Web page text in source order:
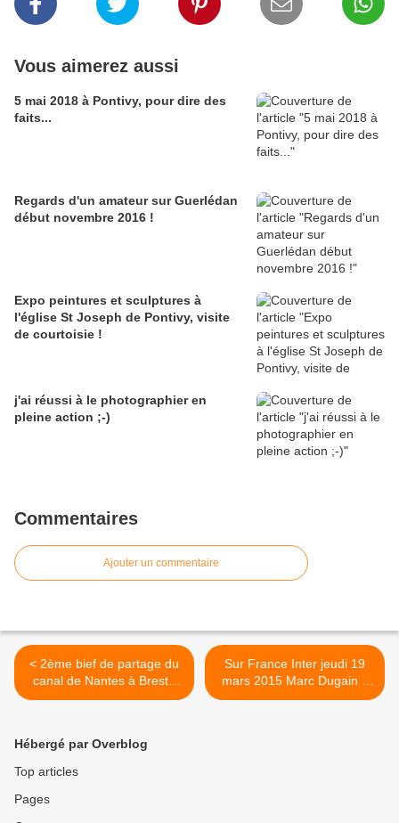
Vous aimerez aussi
5 mai 2018 à Pontivy, pour dire des
faits...
Regards d'un amateur sur Guerlédan
début novembre 2016 !
Expo peintures et sculptures à
l'église St Joseph de Pontivy, visite
de courtoisie !
j'ai réussi à le photographier en
pleine action ;-)
Commentaires
Ajouter un commentaire
< 2ème bief de partage du
canal de Nantes à Brest :
une exposition photo
Sur France Inter jeudi 19
mars 2015 Marc Dugain a
exposé un point de vue
Hébergé par Overblog
Top articles
Pages